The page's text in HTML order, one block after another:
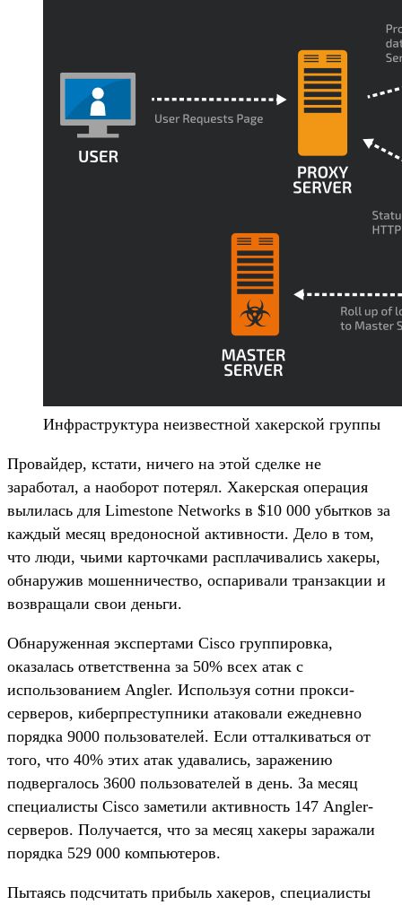
Инфраструктура неизвестной хакерской группы
Провайдер, кстати, ничего на этой сделке не
заработал, а наоборот потерял. Хакерская операция
вылилась для Limestone Networks в $10 000 убытков за
каждый месяц вредоносной активности. Дело в том,
что люди, чьими карточками расплачивались хакеры,
обнаружив мошенничество, оспаривали транзакции и
возвращали свои деньги.
Обнаруженная экспертами Cisco группировка,
оказалась ответственна за 50% всех атак с
использованием Angler. Используя сотни прокси-
серверов, киберпреступники атаковали ежедневно
порядка 9000 пользователей. Если отталкиваться от
того, что 40% этих атак удавались, заражению
подвергалось 3600 пользователей в день. За месяц
специалисты Cisco заметили активность 147 Angler-
серверов. Получается, что за месяц хакеры заражали
порядка 529 000 компьютеров.
Пытаясь подсчитать прибыль хакеров, специалисты